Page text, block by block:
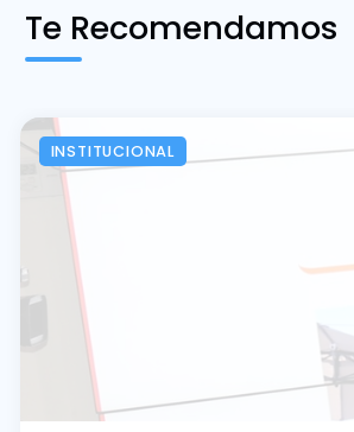
Te Recomendamos
INSTITUCIONAL